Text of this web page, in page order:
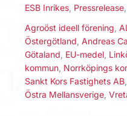
ESB Inrikes Pressrelease
Agroöst ideell förening
Östergötland Andreas
Götaland EU-medel
kommun Norrköpings
Sankt Kors Fastighets AB
Östra Mellansverige